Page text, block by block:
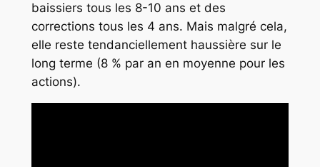
baissiers tous les 8-10 ans et des
corrections tous les 4 ans. Mais malgré cela,
elle reste tendanciellement haussière sur le
long terme (8 % par an en moyenne pour les
actions).